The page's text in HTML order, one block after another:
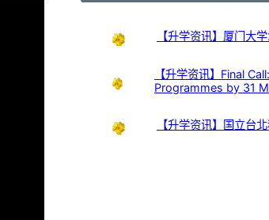
【升学资讯】厦门大
【升学资讯】Final
Programmes by 31
【升学资讯】国立台